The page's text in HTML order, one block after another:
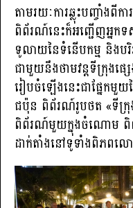
តាមរយៈការឆ្លុះបញ្ចាំង
ពិព័រណ៍នេះក៏អញ្ជើញអ្នក
ទូលាយនៃទំនើបកម្ម និងប
ជាមួយនឹងថាមវន្តទីក្រុង
រៀបចំឡើងនេះជាផ្នែកមួ
ជប៉ុន ពិព័រណ៍រូបថត «ទីក្រុ
ពិព័រណ៍មួយក្នុងចំណោម ពិ
ដាក់តាំងនៅទូទាំងពិភពល